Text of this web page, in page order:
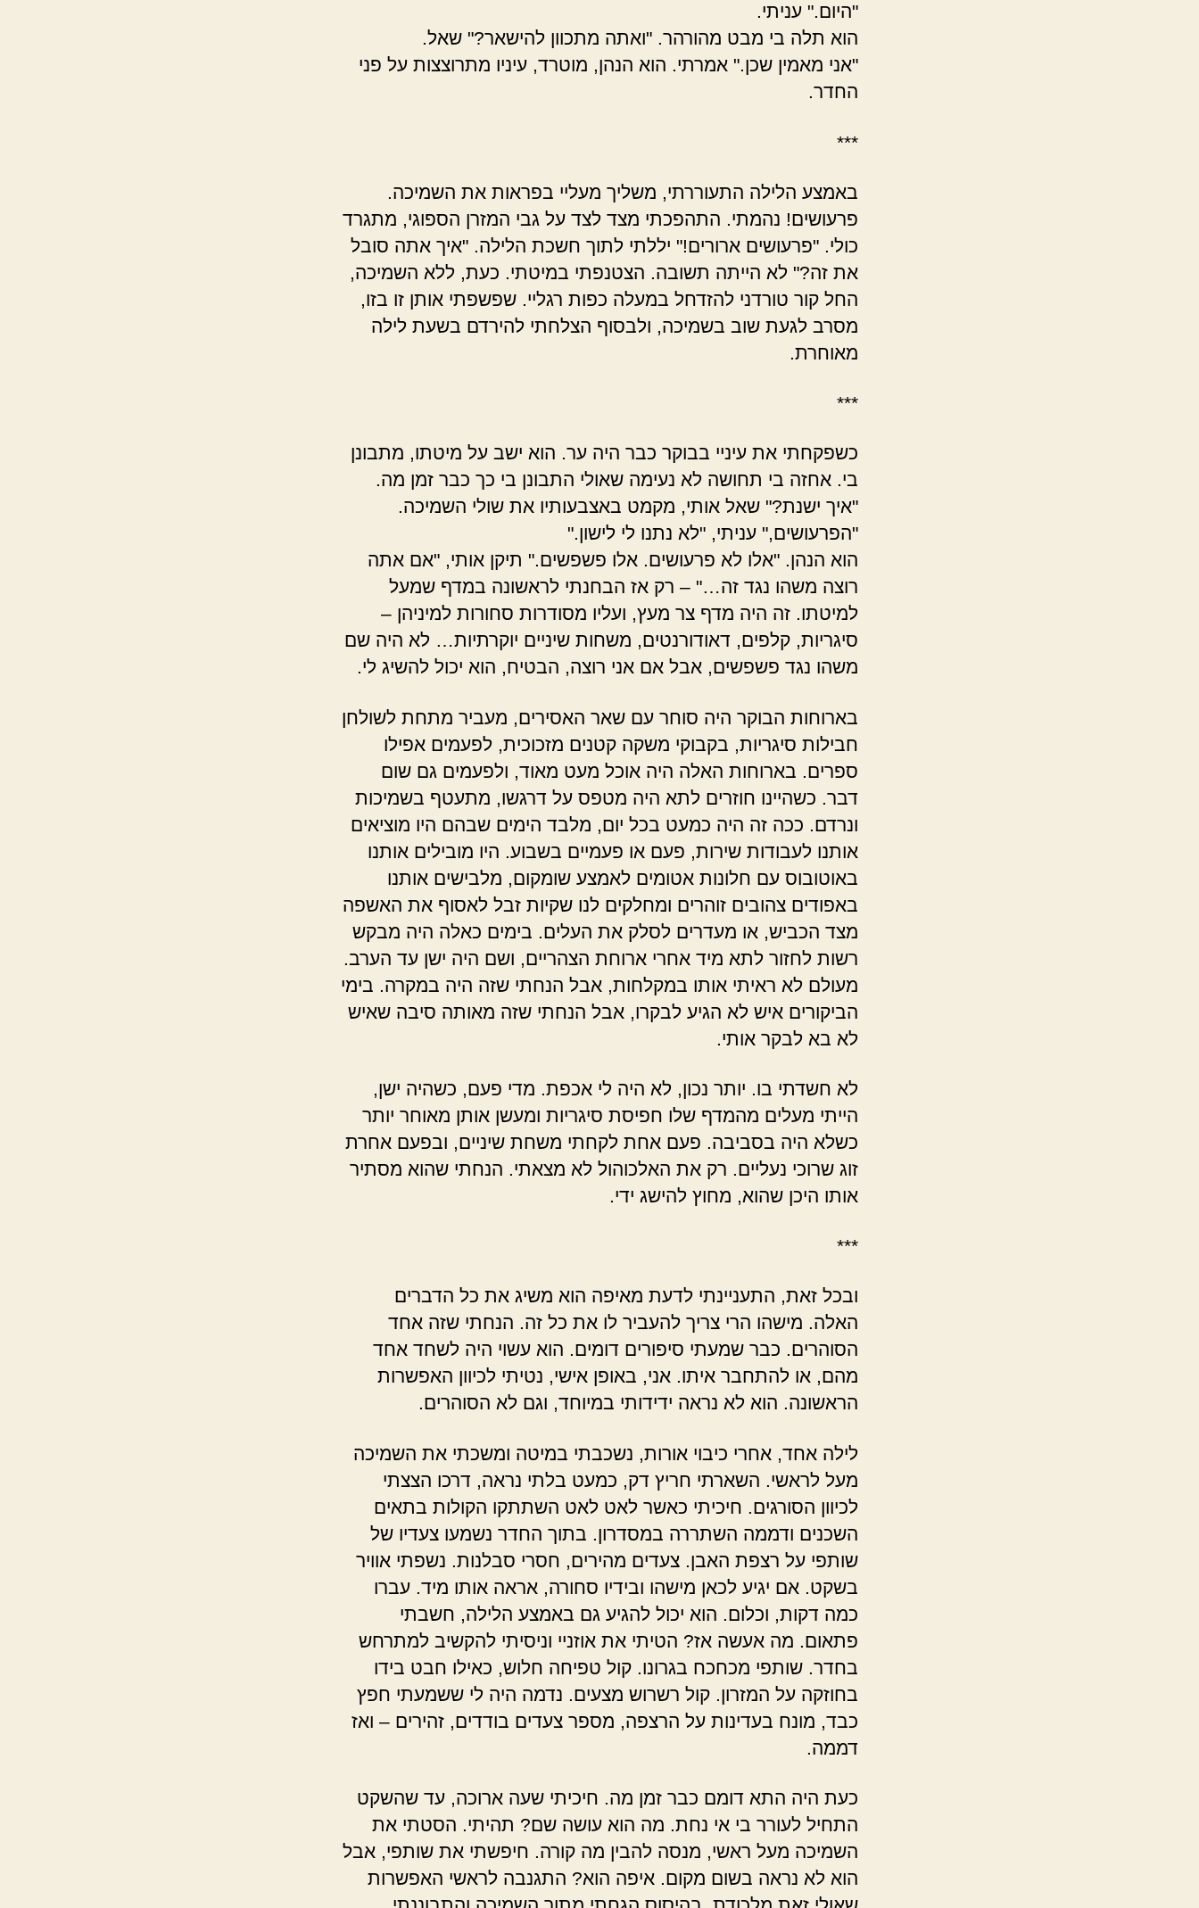
"היום." עניתי.
הוא תלה בי מבט מהורהר. "ואתה מתכוון להישאר?" שאל.
"אני מאמין שכן." אמרתי. הוא הנהן, מוטרד, עיניו מתרוצצות על פני
החדר.
***
באמצע הלילה התעוררתי, משליך מעליי בפראות את השמיכה.
פרעושים! נהמתי. התהפכתי מצד לצד על גבי המזרן הספוגי, מתגרד
כולי. "פרעושים ארורים!" יללתי לתוך חשכת הלילה. "איך אתה סובל
את זה?" לא הייתה תשובה. הצטנפתי במיטתי. כעת, ללא השמיכה,
החל קור טורדני להזדחל במעלה כפות רגליי. שפשפתי אותן זו בזו,
מסרב לגעת שוב בשמיכה, ולבסוף הצלחתי להירדם בשעת לילה
מאוחרת.
***
כשפקחתי את עיניי בבוקר כבר היה ער. הוא ישב על מיטתו, מתבונן
בי. אחזה בי תחושה לא נעימה שאולי התבונן בי כך כבר זמן מה.
"איך ישנת?" שאל אותי, מקמט באצבעותיו את שולי השמיכה.
"הפרעושים," עניתי, "לא נתנו לי לישון."
הוא הנהן. "אלו לא פרעושים. אלו פשפשים." תיקן אותי, "אם אתה
רוצה משהו נגד זה…" – רק אז הבחנתי לראשונה במדף שמעל
למיטתו. זה היה מדף צר מעץ, ועליו מסודרות סחורות למיניהן –
סיגריות, קלפים, דאודורנטים, משחות שיניים יוקרתיות… לא היה שם
משהו נגד פשפשים, אבל אם אני רוצה, הבטיח, הוא יכול להשיג לי.
בארוחות הבוקר היה סוחר עם שאר האסירים, מעביר מתחת לשולחן
חבילות סיגריות, בקבוקי משקה קטנים מזכוכית, לפעמים אפילו
ספרים. בארוחות האלה היה אוכל מעט מאוד, ולפעמים גם שום
דבר. כשהיינו חוזרים לתא היה מטפס על דרגשו, מתעטף בשמיכות
ונרדם. ככה זה היה כמעט בכל יום, מלבד הימים שבהם היו מוציאים
אותנו לעבודות שירות, פעם או פעמיים בשבוע. היו מובילים אותנו
באוטובוס עם חלונות אטומים לאמצע שומקום, מלבישים אותנו
באפודים צהובים זוהרים ומחלקים לנו שקיות זבל לאסוף את האשפה
מצד הכביש, או מעדרים לסלק את העלים. בימים כאלה היה מבקש
רשות לחזור לתא מיד אחרי ארוחת הצהריים, ושם היה ישן עד הערב.
מעולם לא ראיתי אותו במקלחות, אבל הנחתי שזה היה במקרה. בימי
הביקורים איש לא הגיע לבקרו, אבל הנחתי שזה מאותה סיבה שאיש
לא בא לבקר אותי.
לא חשדתי בו. יותר נכון, לא היה לי אכפת. מדי פעם, כשהיה ישן,
הייתי מעלים מהמדף שלו חפיסת סיגריות ומעשן אותן מאוחר יותר
כשלא היה בסביבה. פעם אחת לקחתי משחת שיניים, ובפעם אחרת
זוג שרוכי נעליים. רק את האלכוהול לא מצאתי. הנחתי שהוא מסתיר
אותו היכן שהוא, מחוץ להישג ידי.
***
ובכל זאת, התעניינתי לדעת מאיפה הוא משיג את כל הדברים
האלה. מישהו הרי צריך להעביר לו את כל זה. הנחתי שזה אחד
הסוהרים. כבר שמעתי סיפורים דומים. הוא עשוי היה לשחד אחד
מהם, או להתחבר איתו. אני, באופן אישי, נטיתי לכיוון האפשרות
הראשונה. הוא לא נראה ידידותי במיוחד, וגם לא הסוהרים.
לילה אחד, אחרי כיבוי אורות, נשכבתי במיטה ומשכתי את השמיכה
מעל לראשי. השארתי חריץ דק, כמעט בלתי נראה, דרכו הצצתי
לכיוון הסורגים. חיכיתי כאשר לאט לאט השתתקו הקולות בתאים
השכנים ודממה השתררה במסדרון. בתוך החדר נשמעו צעדיו של
שותפי על רצפת האבן. צעדים מהירים, חסרי סבלנות. נשפתי אוויר
בשקט. אם יגיע לכאן מישהו ובידיו סחורה, אראה אותו מיד. עברו
כמה דקות, וכלום. הוא יכול להגיע גם באמצע הלילה, חשבתי
פתאום. מה אעשה אז? הטיתי את אוזניי וניסיתי להקשיב למתרחש
בחדר. שותפי מכחכח בגרונו. קול טפיחה חלוש, כאילו חבט בידו
בחוזקה על המזרון. קול רשרוש מצעים. נדמה היה לי ששמעתי חפץ
כבד, מונח בעדינות על הרצפה, מספר צעדים בודדים, זהירים – ואז
דממה.
כעת היה התא דומם כבר זמן מה. חיכיתי שעה ארוכה, עד שהשקט
התחיל לעורר בי אי נחת. מה הוא עושה שם? תהיתי. הסטתי את
השמיכה מעל ראשי, מנסה להבין מה קורה. חיפשתי את שותפי, אבל
הוא לא נראה בשום מקום. איפה הוא? התגנבה לראשי האפשרות